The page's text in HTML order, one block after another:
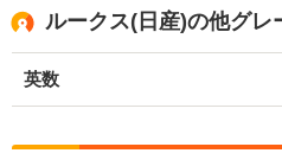
ルークス(日産)の他グレ
英数